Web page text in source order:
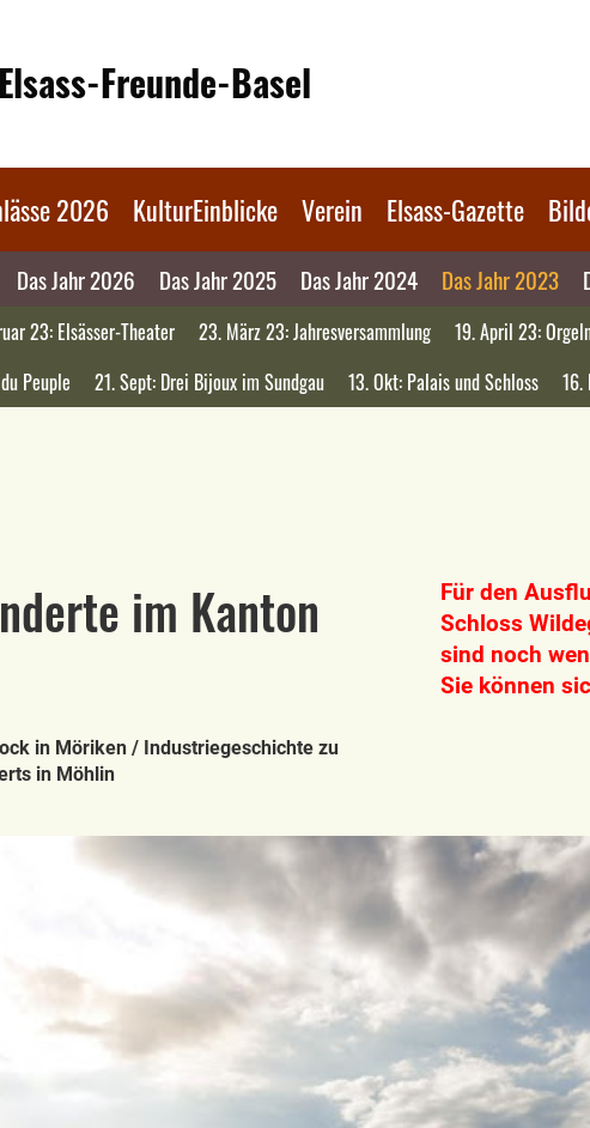
Freunde-Basel
2026 KulturEinblicke Verein Elsass-Gazette
Das Jahr 2026 Das Jahr 2025 Das Jahr 2024 Das Jahr 2023
23: Elsässer-Theater 23. März 23: Jahresversammlung 19. April 23:
Peuple
21. Sept: Drei Bijoux im Sundgau 13. Okt: Palais und Schloss 16.
im Kanton
in Möriken / Industriegeschichte zu
in Möhlin
Für den
Schloss
sind noch
Sie können